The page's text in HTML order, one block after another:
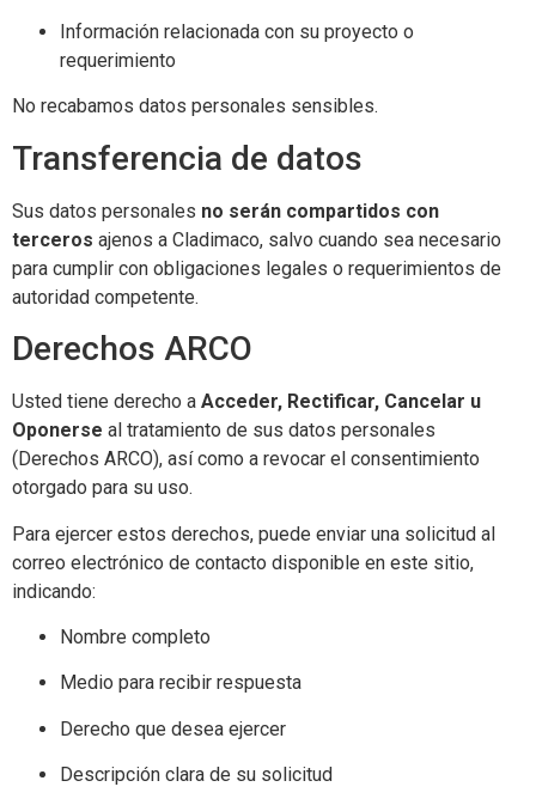
Información relacionada con su proyecto o
requerimiento
No recabamos datos personales sensibles.
Transferencia de datos
Sus datos personales no serán compartidos con
terceros ajenos a Cladimaco, salvo cuando sea necesario
para cumplir con obligaciones legales o requerimientos de
autoridad competente.
Derechos ARCO
Usted tiene derecho a Acceder, Rectificar, Cancelar u
Oponerse al tratamiento de sus datos personales
(Derechos ARCO), así como a revocar el consentimiento
otorgado para su uso.
Para ejercer estos derechos, puede enviar una solicitud al
correo electrónico de contacto disponible en este sitio,
indicando:
Nombre completo
Medio para recibir respuesta
Derecho que desea ejercer
Descripción clara de su solicitud